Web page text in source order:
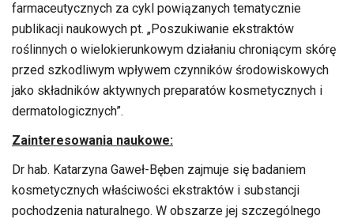
farmaceutycznych za cykl powiązanych tematycznie
publikacji naukowych pt. „Poszukiwanie ekstraktów
roślinnych o wielokierunkowym działaniu chroniącym skórę
przed szkodliwym wpływem czynników środowiskowych
jako składników aktywnych preparatów kosmetycznych i
dermatologicznych”.
Zainteresowania naukowe:
Dr hab. Katarzyna Gaweł-Bęben zajmuje się badaniem
kosmetycznych właściwości ekstraktów i substancji
pochodzenia naturalnego. W obszarze jej szczególnego